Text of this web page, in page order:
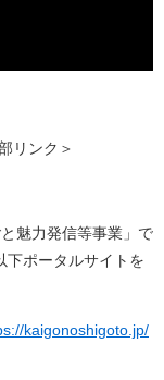
リンク＞
魅力発信等事業」で
下ポータルサイトを
kaigonoshigoto.jp/